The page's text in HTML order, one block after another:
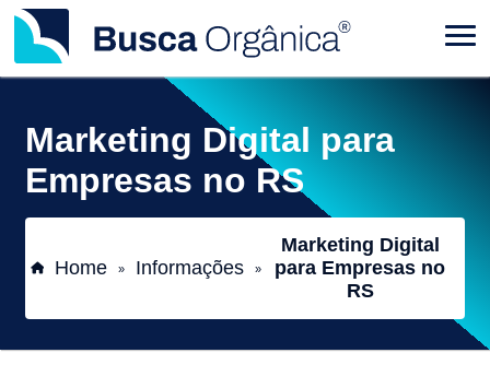
Marketing Digital para
Empresas no RS
Home » Informações »
Marketing Digital
para Empresas no
RS